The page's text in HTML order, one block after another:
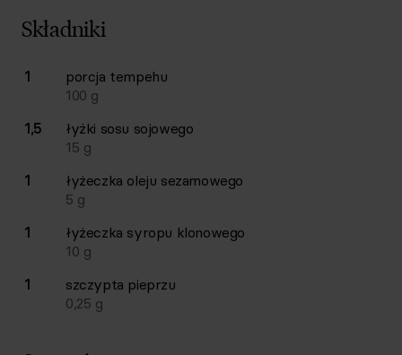
Składniki
Lista składników przepisu z ilościami i wagami
Ilość Składnik
1 porcja tempehu
100 g
1,5
łyżki sosu sojowego
15 g
1
łyżeczka oleju sezamowego
5 g
1
łyżeczka syropu klonowego
10 g
1
szczypta pieprzu
0,25 g